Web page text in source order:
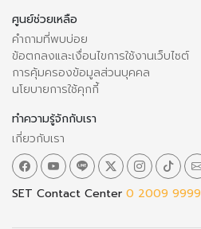
ศูนย์ช่วยเหลือ
คำถามที่พบบ่อย
ข้อตกลงและเงื่อนไขการใช้งานเว็บไซต์
การคุ้มครองข้อมูลส่วนบุคคล
นโยบายการใช้คุกกี้
ทำความรู้จักกับเรา
เกี่ยวกับเรา
SET Contact Center 0 2009 9999